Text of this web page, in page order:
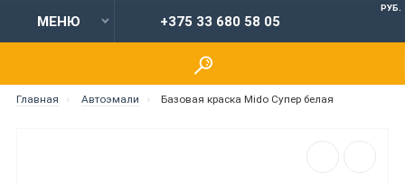
МЕНЮ +375 33 680 58 05
РУБ.
Главная Автоэмали Базовая краска Mido Супер белая